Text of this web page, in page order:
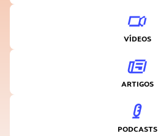
VÍDEOS
ARTIGOS
PODCASTS